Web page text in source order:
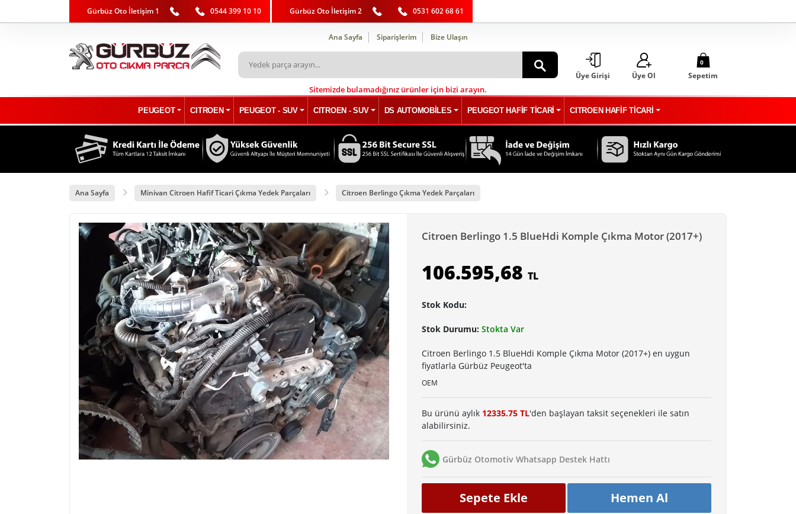
Gürbüz Oto İletişim 1 0544 399 10 10 Gürbüz Oto İletişim 2 0531 602 68 61
Ana Sayfa Siparişlerim Bize Ulaşın
Sitemizde bulamadığınız ürünler için bizi arayın.
Üye Girişi Üye Ol
0
Sepetim
PEUGEOT CITROEN PEUGEOT - SUV CITROEN - SUV DS AUTOMOBİLES PEUGEOT HAFİF TİCARİ CITROEN HAFİF TİCARİ
Ana Sayfa Minivan Citroen Hafif Ticari Çıkma Yedek Parçaları Citroen Berlingo Çıkma Yedek Parçaları
Citroen Berlingo 1.5 BlueHdi Komple Çıkma Motor (2017+)
106.595,68 TL
Stok Kodu:
Stok Durumu: Stokta Var
Citroen Berlingo 1.5 BlueHdi Komple Çıkma Motor (2017+) en uygun
fiyatlarla Gürbüz Peugeot'ta
OEM
Bu ürünü aylık 12335.75 TL'den başlayan taksit seçenekleri ile satın
alabilirsiniz.
Gürbüz Otomotiv Whatsapp Destek Hattı
Sepete Ekle Hemen Al